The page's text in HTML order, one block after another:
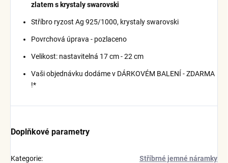
zlatem s krystaly swarovski
Stříbro ryzost Ag 925/1000, krystaly swarovski
Povrchová úprava - pozlaceno
Velikost: nastavitelná 17 cm - 22 cm
Vaši objednávku dodáme v DÁRKOVÉM BALENÍ - ZDARMA
!*
Doplňkové parametry
Kategorie: Stříbrné jemné náramky